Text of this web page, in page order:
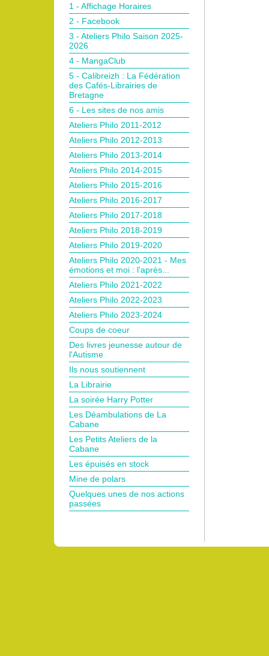
1 - Affichage Horaires
2 - Facebook
3 - Ateliers Philo Saison 2025-
2026
4 - MangaClub
5 - Calibreizh : La Fédération
des Cafés-Librairies de
Bretagne
6 - Les sites de nos amis
Ateliers Philo 2011-2012
Ateliers Philo 2012-2013
Ateliers Philo 2013-2014
Ateliers Philo 2014-2015
Ateliers Philo 2015-2016
Ateliers Philo 2016-2017
Ateliers Philo 2017-2018
Ateliers Philo 2018-2019
Ateliers Philo 2019-2020
Ateliers Philo 2020-2021 - Mes
émotions et moi : l'après...
Ateliers Philo 2021-2022
Ateliers Philo 2022-2023
Ateliers Philo 2023-2024
Coups de coeur
Des livres jeunesse autour de
l'Autisme
Ils nous soutiennent
La Librairie
La soirée Harry Potter
Les Déambulations de La
Cabane
Les Petits Ateliers de la
Cabane
Les épuisés en stock
Mine de polars
Quelques unes de nos actions
passées